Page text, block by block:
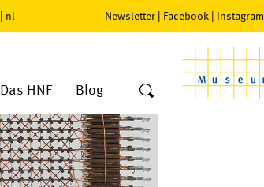
| nl Newsletter | Facebook | Instagram
Das HNF Blog